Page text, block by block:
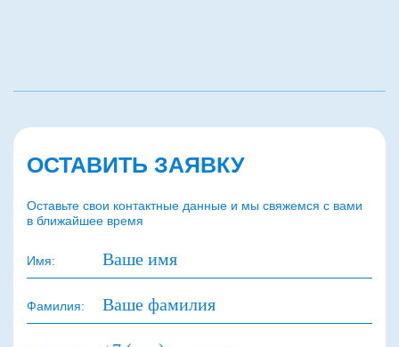
ОСТАВИТЬ ЗАЯВКУ
Оставьте свои контактные данные и мы свяжемся с вами
в ближайшее время
Имя:
Фамилия: